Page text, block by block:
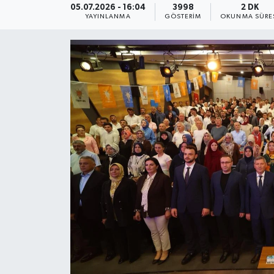
05.07.2026 - 16:04
YAYINLANMA
3998
GÖSTERIM
2 DK
OKUNMA
KEMERBURGAZ
KÜLTÜR - SANAT
MAGAZİN
ÖZEL HABER
SAĞLIK
TEKNOLOJİ